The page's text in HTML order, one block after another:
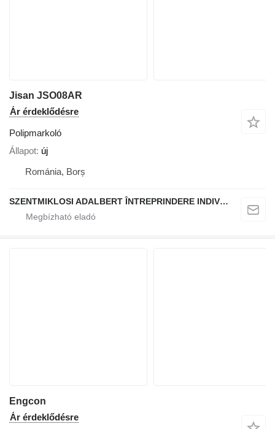
Jisan JSO08AR
Ár érdeklődésre
Polipmarkoló
Állapot új
Románia, Borș
SZENTMIKLOSI ADALBERT ÎNTREPRINDERE INDIVIDUALĂ
Engcon
Ár érdeklődésre